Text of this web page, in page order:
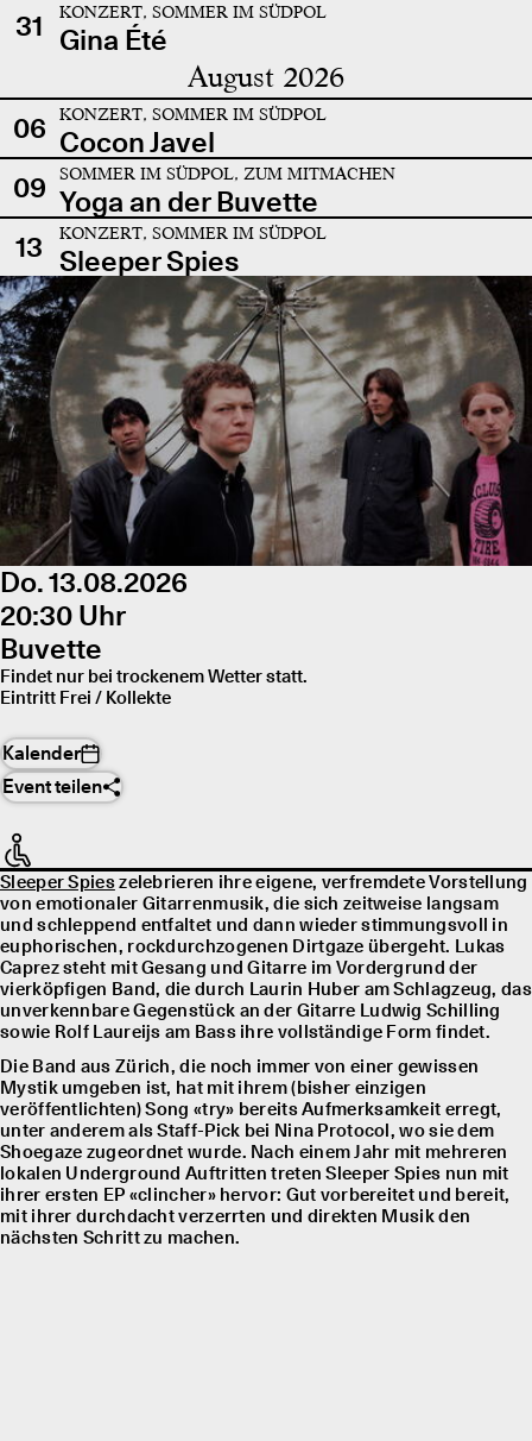
31
KONZERT, SOMMER IM SÜDPOL
Gina Été
August 2026
06 KONZERT, SOMMER IM SÜDPOL
Cocon Javel
09
SOMMER IM SÜDPOL, ZUM MITMACHEN
Yoga an der Buvette
13
KONZERT, SOMMER IM SÜDPOL
Sleeper Spies
Do. 13.08.2026
20:30 Uhr
Buvette
Findet nur bei trockenem Wetter statt.
Eintritt Frei / Kollekte
Kalender
Event teilen
Sleeper Spieszelebrieren ihre eigene, verfremdete Vorstellung
von emotionaler Gitarrenmusik, die sich zeitweise langsam
und schleppend entfaltet und dann wieder stimmungsvoll in
euphorischen, rockdurchzogenen Dirtgaze übergeht. Lukas
Caprez steht mit Gesang und Gitarre im Vordergrund der
vierköpfigen Band, die durch Laurin Huber am Schlagzeug, das
unverkennbare Gegenstück an der Gitarre Ludwig Schilling
sowie Rolf Laureĳs am Bass ihre vollständige Form findet.
Die Band aus Zürich, die noch immer von einer gewissen
Mystik umgeben ist, hat mit ihrem (bisher einzigen
veröffentlichten) Song «try» bereits Aufmerksamkeit erregt,
unter anderem als Staff-Pick bei Nina Protocol, wo sie dem
Shoegaze zugeordnet wurde. Nach einem Jahr mit mehreren
lokalen Underground Auftritten treten Sleeper Spies nun mit
ihrer ersten EP «clincher» hervor: Gut vorbereitet und bereit,
mit ihrer durchdacht verzerrten und direkten Musik den
nächsten Schritt zu machen.